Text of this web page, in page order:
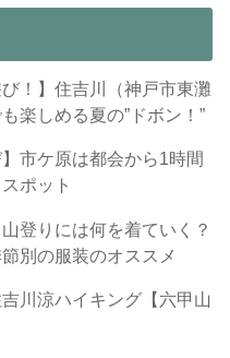
び！】住吉川（神戸市東灘
楽しめる夏の”ドボン！”
】市ケ原は都会から1時間
ポット
山登りには何を着ていく？
別の服装のオススメ
川涼ハイキング【六甲山